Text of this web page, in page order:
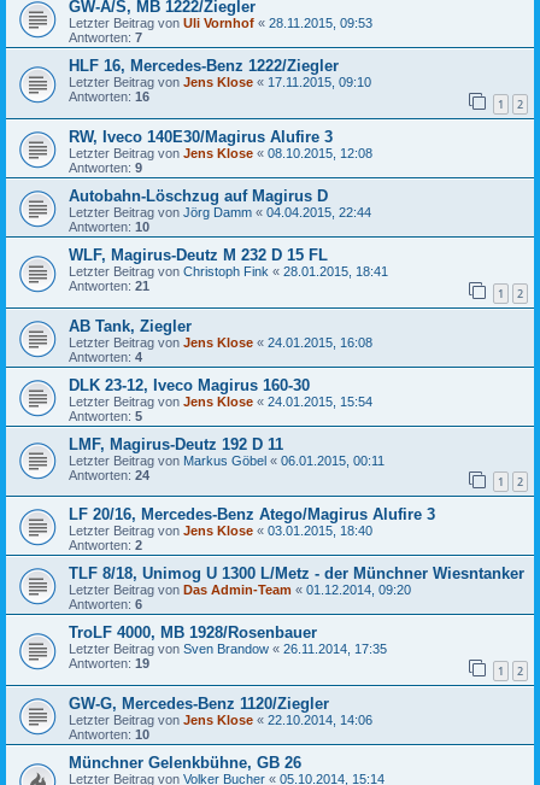
GW-A/S, MB 1222/Ziegler
Letzter Beitrag von Uli Vornhof « 28.11.2015, 09:53
Antworten: 7
HLF 16, Mercedes-Benz 1222/Ziegler
Letzter Beitrag von Jens Klose « 17.11.2015, 09:10
Antworten: 16 1 2
RW, Iveco 140E30/Magirus Alufire 3
Letzter Beitrag von Jens Klose « 08.10.2015, 12:08
Antworten: 9
Autobahn-Löschzug auf Magirus D
Letzter Beitrag von Jörg Damm « 04.04.2015, 22:44
Antworten: 10
WLF, Magirus-Deutz M 232 D 15 FL
Letzter Beitrag von Christoph Fink « 28.01.2015, 18:41
Antworten: 21 1 2
AB Tank, Ziegler
Letzter Beitrag von Jens Klose « 24.01.2015, 16:08
Antworten: 4
DLK 23-12, Iveco Magirus 160-30
Letzter Beitrag von Jens Klose « 24.01.2015, 15:54
Antworten: 5
LMF, Magirus-Deutz 192 D 11
Letzter Beitrag von Markus Göbel « 06.01.2015, 00:11
Antworten: 24 1 2
LF 20/16, Mercedes-Benz Atego/Magirus Alufire 3
Letzter Beitrag von Jens Klose « 03.01.2015, 18:40
Antworten: 2
TLF 8/18, Unimog U 1300 L/Metz - der Münchner Wiesntanker
Letzter Beitrag von Das Admin-Team « 01.12.2014, 09:20
Antworten: 6
TroLF 4000, MB 1928/Rosenbauer
Letzter Beitrag von Sven Brandow « 26.11.2014, 17:35
Antworten: 19 1 2
GW-G, Mercedes-Benz 1120/Ziegler
Letzter Beitrag von Jens Klose « 22.10.2014, 14:06
Antworten: 10
Münchner Gelenkbühne, GB 26
Letzter Beitrag von Volker Bucher « 05.10.2014, 15:14